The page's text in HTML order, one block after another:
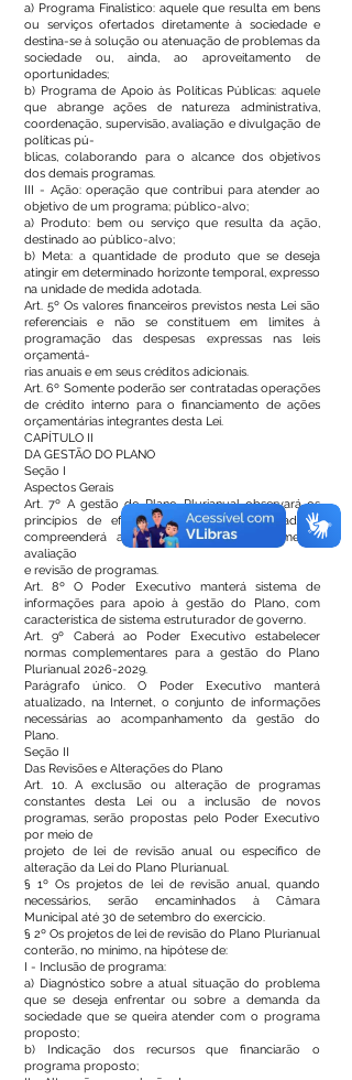
a) Programa Finalístico: aquele que resulta em bens
ou serviços ofertados diretamente à sociedade e
destina-se à solução ou atenuação de problemas da
sociedade ou, ainda, ao aproveitamento de
oportunidades;
b) Programa de Apoio às Políticas Públicas: aquele
que abrange ações de natureza administrativa,
coordenação, supervisão, avaliação e divulgação de
políticas pú-
blicas, colaborando para o alcance dos objetivos
dos demais programas.
III - Ação: operação que contribui para atender ao
objetivo de um programa; público-alvo;
a) Produto: bem ou serviço que resulta da ação,
destinado ao público-alvo;
b) Meta: a quantidade de produto que se deseja
atingir em determinado horizonte temporal, expresso
na unidade de medida adotada.
Art. 5º Os valores financeiros previstos nesta Lei são
referenciais e não se constituem em limites à
programação das despesas expressas nas leis
orçamentá-
rias anuais e em seus créditos adicionais.
Art. 6º Somente poderão ser contratadas operações
de crédito interno para o financiamento de ações
orçamentárias integrantes desta Lei.
CAPÍTULO II
DA GESTÃO DO PLANO
Seção I
Aspectos Gerais
Art. 7º A gestão do Plano Plurianual observará os
princípios de eficiência, eficácia e efetividade e
compreenderá a implementação, monitoramento,
avaliação
e revisão de programas.
Art. 8º O Poder Executivo manterá sistema de
informações para apoio à gestão do Plano, com
característica de sistema estruturador de governo.
Art. 9º Caberá ao Poder Executivo estabelecer
normas complementares para a gestão do Plano
Plurianual 2026-2029.
Parágrafo único. O Poder Executivo manterá
atualizado, na Internet, o conjunto de informações
necessárias ao acompanhamento da gestão do
Plano.
Seção II
Das Revisões e Alterações do Plano
Art. 10. A exclusão ou alteração de programas
constantes desta Lei ou a inclusão de novos
programas, serão propostas pelo Poder Executivo
por meio de
projeto de lei de revisão anual ou específico de
alteração da Lei do Plano Plurianual.
§ 1º Os projetos de lei de revisão anual, quando
necessários, serão encaminhados à Câmara
Municipal até 30 de setembro do exercício.
§ 2º Os projetos de lei de revisão do Plano Plurianual
conterão, no mínimo, na hipótese de:
I - Inclusão de programa:
a) Diagnóstico sobre a atual situação do problema
que se deseja enfrentar ou sobre a demanda da
sociedade que se queira atender com o programa
proposto;
b) Indicação dos recursos que financiarão o
programa proposto;